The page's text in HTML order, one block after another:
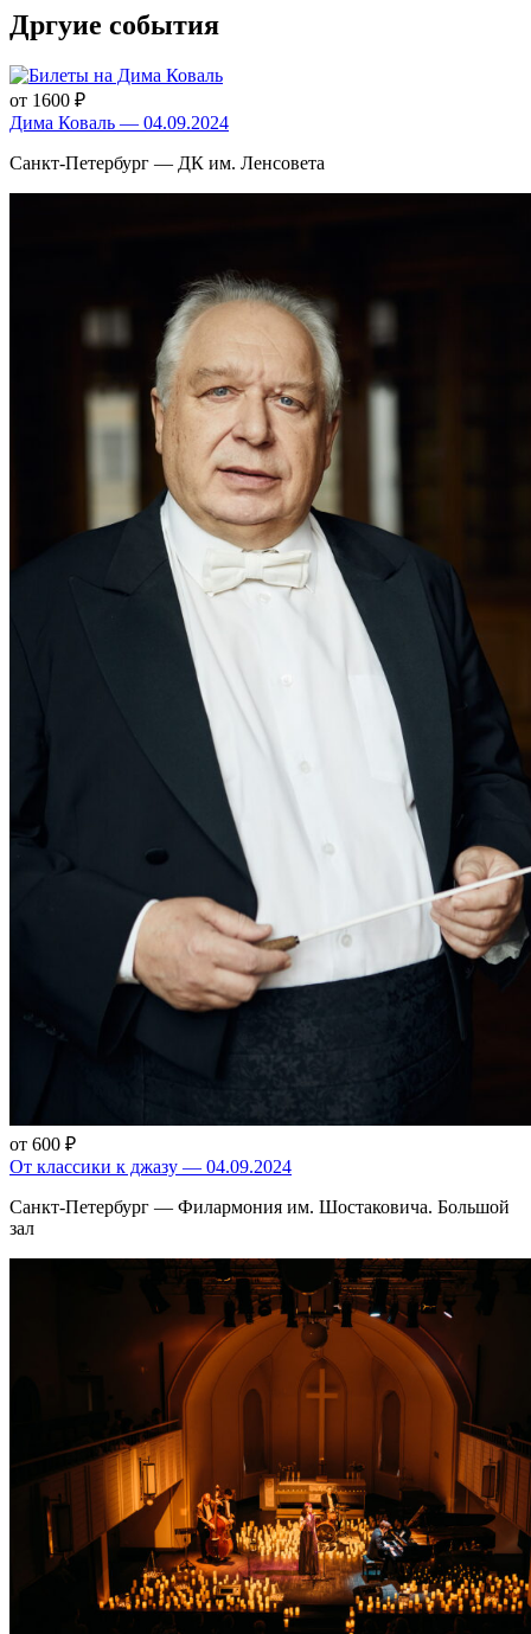
Дргуие события
от 1600 ₽
Дима Коваль — 04.09.2024
Санкт-Петербург — ДК им. Ленсовета
от 600 ₽
От классики к джазу — 04.09.2024
Санкт-Петербург — Филармония им. Шостаковича. Большой
зал